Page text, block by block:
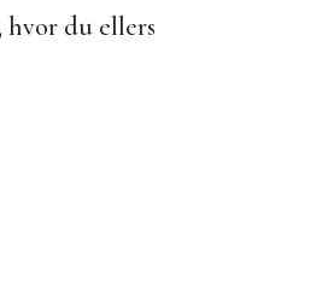
du ellers